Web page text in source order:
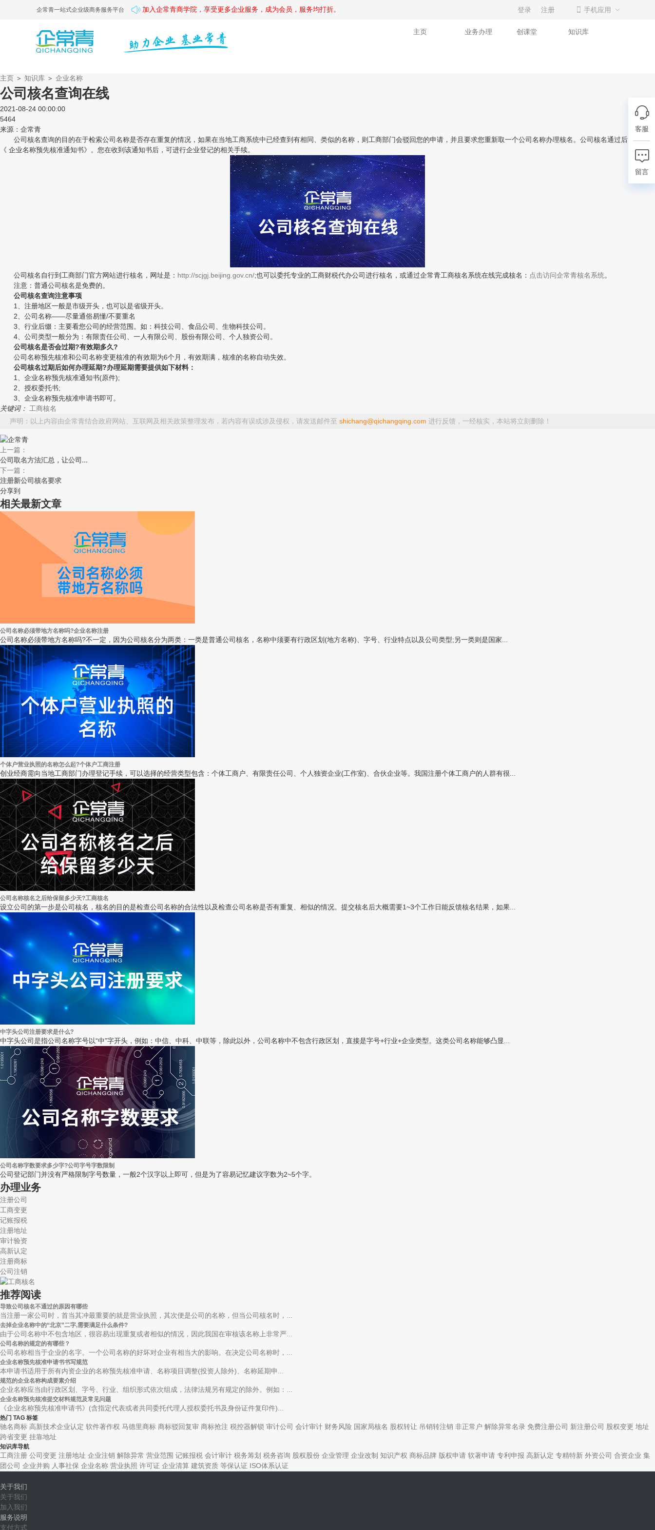
登录 注册 手机应用
企常青一站式企业级商务服务平台 加入企常青商学院，享受更多企业服务，成为会员，服务均打折。
主页 业务办理 创课堂 知识库
主页 ＞ 知识库 ＞ 企业名称
公司核名查询在线
2021-08-24 00:00:00
5464
来源：企常青
公司核名查询的目的在于检索公司名称是否存在重复的情况，如果在当地工商系统中已经查到有相同、类似的名称，则工商部门会驳回您的申请，并且要求您重新取一个公司名称办理核名。公司核名通过后，会下发
《 企业名称预先核准通知书》。您在收到该通知书后，可进行企业登记的相关手续。
公司核名自行到工商部门官方网站进行核名，网址是： http://scjgj.beijing.gov.cn/;也可以委托专业的工商财税代办公司进行核名，或通过企常青工商核名系统在线完成核名： 点击访问企常青核名系统。
注意：普通公司核名是免费的。
公司核名查询注意事项
1、注册地区一般是市级开头，也可以是省级开头。
2、公司名称——尽量通俗易懂/不要重名
3、行业后缀：主要看您公司的经营范围。如：科技公司、食品公司、生物科技公司。
4、公司类型一般分为：有限责任公司、一人有限公司、股份有限公司、个人独资公司。
公司核名是否会过期?有效期多久?
公司名称预先核准和公司名称变更核准的有效期为6个月，有效期满，核准的名称自动失效。
公司核名过期后如何办理延期?办理延期需要提供如下材料：
1、企业名称预先核准通知书(原件);
2、授权委托书;
3、企业名称预先核准申请书即可。
关键词： 工商核名
声明：以上内容由企常青结合政府网站、互联网及相关政策整理发布，若内容有误或涉及侵权，请发送邮件至 shichang@qichangqing.com 进行反馈，一经核实，本站将立刻删除！
上一篇：
公司取名方法汇总，让公司...
下一篇：
注册新公司核名要求
分享到
相关最新文章
公司名称必须带地方名称吗?企业名称注册
公司名称必须带地方名称吗?不一定，因为公司核名分为两类：一类是普通公司核名，名称中须要有行政区划(地方名称)、字号、行业特点以及公司类型;另一类则是国家...
个体户营业执照的名称怎么起?个体户工商注册
创业经商需向当地工商部门办理登记手续，可以选择的经营类型包含：个体工商户、有限责任公司、个人独资企业(工作室)、合伙企业等。我国注册个体工商户的人群有很...
公司名称核名之后给保留多少天?工商核名
设立公司的第一步是公司核名，核名的目的是检查公司名称的合法性以及检查公司名称是否有重复、相似的情况。提交核名后大概需要1~3个工作日能反馈核名结果，如果...
中字头公司注册要求是什么?
中字头公司是指公司名称字号以“中”字开头，例如：中信、中科、中联等，除此以外，公司名称中不包含行政区划，直接是字号+行业+企业类型。这类公司名称能够凸显...
公司名称字数要求多少字?公司字号字数限制
公司登记部门并没有严格限制字号数量，一般2个汉字以上即可，但是为了容易记忆建议字数为2~5个字。
办理业务
注册公司
工商变更
记账报税
注册地址
审计验资
高新认定
注册商标
公司注销
推荐阅读
导致公司核名不通过的原因有哪些
当注册一家公司时，首当其冲最重要的就是营业执照，其次便是公司的名称，但当公司核名时，...
去掉企业名称中的“北京”二字,需要满足什么条件?
由于公司名称中不包含地区，很容易出现重复或者相似的情况，因此我国在审核该名称上非常严...
公司名称的规定的有哪些？
公司名称相当于企业的名字。一个公司名称的好坏对企业有相当大的影响。在决定公司名称时，...
企业名称预先核准申请书书写规范
本申请书适用于所有内资企业的名称预先核准申请、名称项目调整(投资人除外)、名称延期申...
规范的企业名称构成要素介绍
企业名称应当由行政区划、字号、行业、组织形式依次组成，法律法规另有规定的除外。例如：...
企业名称预先核准提交材料规范及常见问题
《企业名称预先核准申请书》(含指定代表或者共同委托代理人授权委托书及身份证件复印件)...
热门 TAG 标签
驰名商标 高新技术企业认定 软件著作权 马德里商标 商标驳回复审 商标抢注 税控器解锁 审计公司 会计审计 财务风险 国家局核名 股权转让 吊销转注销 非正常户 解除异常名录 免费注册公司 新注册公司 股权变更 地址
跨省变更 挂靠地址
知识库导航
工商注册 公司变更 注册地址 企业注销 解除异常 营业范围 记账报税 会计审计 税务筹划 税务咨询 股权股份 企业管理 企业改制 知识产权 商标品牌 版权申请 软著申请 专利申报 高新认定 专精特新 外资公司 合资企业 集
团公司 企业并购 人事社保 企业名称 营业执照 许可证 企业清算 建筑资质 等保认证 ISO体系认证
关于我们
关于我们
加入我们
服务说明
支付方式
客服
留言